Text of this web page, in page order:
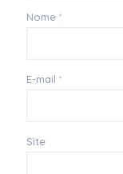
Nome *
E-mail *
Site